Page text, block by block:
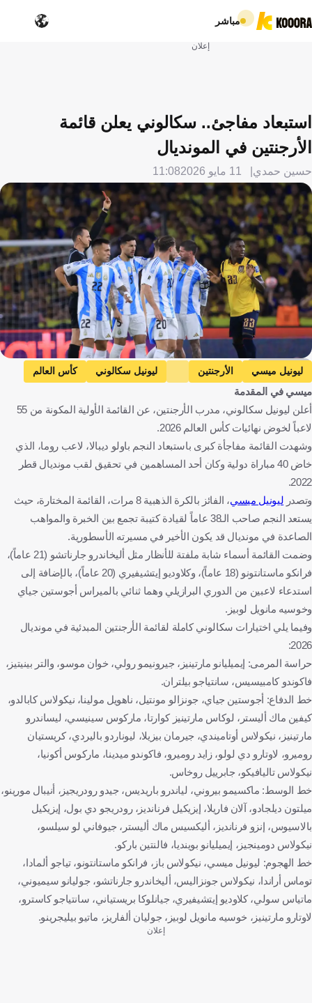
مباشر
إعلان
استبعاد مفاجئ.. سكالوني يعلن قائمة
الأرجنتين في المونديال
حسين حمدي 11 مايو 2026 11:08
Getty Images
ليونيل ميسي الأرجنتين ليونيل سكالوني
كأس العالم
باولو ديبالا
الأرجنتينميسي في المقدمة
أعلن ليونيل سكالوني، مدرب الأرجنتين، عن القائمة الأولية المكونة من 55
لاعباً لخوض نهائيات كأس العالم 2026.
وشهدت القائمة مفاجأة كبرى باستبعاد النجم باولو ديبالا، لاعب روما، الذي
خاض 40 مباراة دولية وكان أحد المساهمين في تحقيق لقب مونديال قطر
2022.
وتصدر ليونيل ميسي
، الفائز بالكرة الذهبية 8 مرات، القائمة المختارة، حيث
يستعد النجم صاحب الـ38 عاماً لقيادة كتيبة تجمع بين الخبرة والمواهب
الصاعدة في مونديال قد يكون الأخير في مسيرته الأسطورية.
وضمت القائمة أسماء شابة ملفتة للأنظار مثل أليخاندرو جارناتشو (21 عاماً)،
فرانكو ماستانتونو (18 عاماً)، وكلاوديو إيتشيفيري (20 عاماً)، بالإضافة إلى
استدعاء لاعبين من الدوري البرازيلي وهما ثنائي بالميراس أجوستين جياي
وخوسيه مانويل لوبيز.
وفيما يلي اختيارات سكالوني كاملة لقائمة الأرجنتين المبدئية في مونديال
2026:
حراسة المرمى: إيميليانو مارتينيز، جيرونيمو رولي، خوان موسو، والتر بينيتيز،
فاكوندو كامبيسيس، سانتياجو بيلتران.
خط الدفاع: أجوستين جياي، جونزالو مونتيل، ناهويل مولينا، نيكولاس كابالدو،
كيفين ماك أليستر، لوكاس مارتينيز كوارتا، ماركوس سينيسي، ليساندرو
مارتينيز، نيكولاس أوتاميندي، جيرمان بيزيلا، ليوناردو باليردي، كريستيان
روميرو، لاوتارو دي لولو، زايد روميرو، فاكوندو ميدينا، ماركوس أكونيا،
نيكولاس تاليافيكو، جابرييل روخاس.
خط الوسط: ماكسيمو بيروني، لياندرو باريديس، جيدو رودريجيز، أنيبال مورينو،
ميلتون ديلجادو، آلان فاريلا، إيزيكيل فرنانديز، رودريجو دي بول، إيزيكيل
بالاسيوس، إنزو فرنانديز، أليكسيس ماك أليستر، جيوفاني لو سيلسو،
نيكولاس دومينجيز، إيميليانو بوينديا، فالنتين باركو.
خط الهجوم: ليونيل ميسي، نيكولاس باز، فرانكو ماستانتونو، تياجو ألمادا،
توماس أراندا، نيكولاس جونزاليس، أليخاندرو جارناتشو، جوليانو سيميوني،
ماتياس سولي، كلاوديو إيتشيفيري، جيانلوكا بريستياني، سانتياجو كاسترو،
لاوتارو مارتينيز، خوسيه مانويل لوبيز، جوليان ألفاريز، ماتيو بيليجرينو.
إعلان